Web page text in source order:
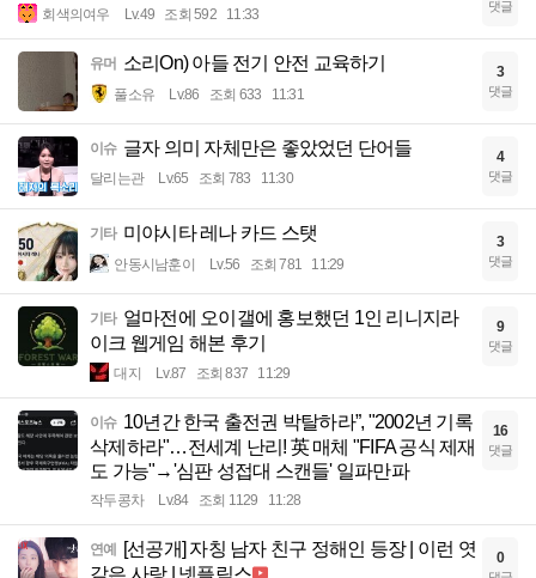
회색의여우 Lv.49 조회 592 11:33 댓글
유머 소리On) 아들 전기 안전 교육하기
풀소유 Lv.86 조회 633 11:31
3
댓글
이슈 글자 의미 자체만은 좋았었던 단어들
달리는관 Lv.65 조회 783 11:30
4
댓글
기타 미야시타 레나 카드 스탯
안동시남훈이 Lv.56 조회 781 11:29
3
댓글
기타 얼마전에 오이갤에 홍보했던 1인 리니지라
이크 웹게임 해본 후기
대지 Lv.87 조회 837 11:29
9
댓글
이슈 10년간 한국 출전권 박탈하라”, "2002년 기록
삭제하라"…전세계 난리! 英 매체 "FIFA 공식 제재
도 가능"→'심판 성접대 스캔들' 일파만파
작두콩차 Lv.84 조회 1129 11:28
16
댓글
연예 [선공개] 자칭 남자 친구 정해인 등장 | 이런 엿
같은 사랑 | 넷플릭스
0